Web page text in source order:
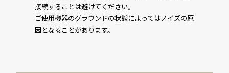
接続することは避けてください。
ご使用機器のグラウンドの状態によってはノイズの原
因となることがあります。